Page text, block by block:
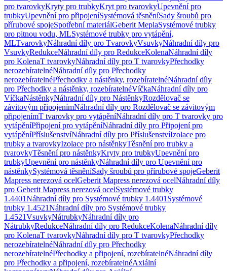
pro tvarovkyKryty pro trubkyKryt pro tvarovkyUpevnění pro
trubkyUpevnění pro připojeníSystémová těsněníSady šroubů pro
přírubové spojeSpotřební materiálGeberit MeplaSystémové trubky
pro pitnou vodu, MLSystémové trubky pro vytápění,
MLTvarovkyNáhradní díly pro TvarovkyVsuvkyNáhradní díly pro
VsuvkyRedukceNáhradní díly pro RedukceKolenaNáhradní díly
pro KolenaT tvarovkyNáhradní díly pro T tvarovkyPřechodky
nerozebíratelnéNáhradní díly pro Přechodky
nerozebíratelnéPřechodky a nástěnky, rozebíratelnéNáhradní díly
pro Přechodky a nástěnky, rozebíratelnéVíčkaNáhradní díly pro
VíčkaNástěnkyNáhradní díly pro NástěnkyRozdělovač se
závitovým připojenímNáhradní díly pro Rozdělovač se závitovým
připojenímT tvarovky pro vytápěníNáhradní díly pro T tvarovky pro
vytápěníPřipojení pro vytápěníNáhradní díly pro Připojení pro
vytápěníPříslušenstvíNáhradní díly pro PříslušenstvíIzolace pro
trubky a tvarovkyIzolace pro nástěnkyTěsnění pro trubky a
tvarovkyTěsnění pro nástěnkyKryty pro trubkyUpevnění pro
trubkyUpevnění pro nástěnkyNáhradní díly pro Upevnění pro
nástěnkySystémová těsněníSady šroubů pro přírubové spojeGeberit
Mapress nerezová ocelGeberit Mapress nerezová ocelNáhradní díly
pro Geberit Mapress nerezová ocelSystémové trubky
1.4401Náhradní díly pro Systémové trubky 1.4401 Systémové
trubky 1.4521Náhradní díly pro Systémové trubky
1.4521VsuvkyNátrubkyNáhradní díly pro
NátrubkyRedukceNáhradní díly pro RedukceKolenaNáhradní díly
pro KolenaT tvarovkyNáhradní díly pro T tvarovkyPřechodky
nerozebíratelnéNáhradní díly pro Přechodky
nerozebíratelnéPřechodky a připojení, rozebíratelnéNáhradní díly
pro Přechodky a připojení, rozebíratelnéAxiální